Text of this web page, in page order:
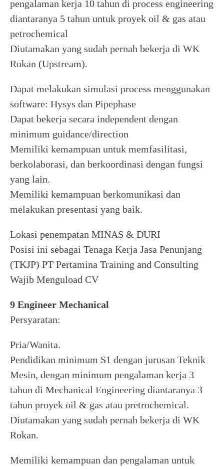
pengalaman kerja 10 tahun di process engineering
diantaranya 5 tahun untuk proyek oil & gas atau
petrochemical
Diutamakan yang sudah pernah bekerja di WK
Rokan (Upstream).
Dapat melakukan simulasi process menggunakan
software: Hysys dan Pipephase
Dapat bekerja secara independent dengan
minimum guidance/direction
Memiliki kemampuan untuk memfasilitasi,
berkolaborasi, dan berkoordinasi dengan fungsi
yang lain.
Memiliki kemampuan berkomunikasi dan
melakukan presentasi yang baik.
Lokasi penempatan MINAS & DURI
Posisi ini sebagai Tenaga Kerja Jasa Penunjang
(TKJP) PT Pertamina Training and Consulting
Wajib Menguload CV
9 Engineer Mechanical
Persyaratan:
Pria/Wanita.
Pendidikan minimum S1 dengan jurusan Teknik
Mesin, dengan minimum pengalaman kerja 3
tahun di Mechanical Engineering diantaranya 3
tahun proyek oil & gas atau pretrochemical.
Diutamakan yang sudah pernah bekerja di WK
Rokan.
Memiliki kemampuan dan pengalaman untuk